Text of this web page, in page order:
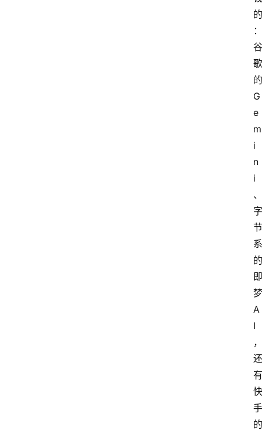
的
：
谷
歌
的
G
e
m
i
n
i
、
字
节
系
的
即
梦
A
I
，
还
有
快
手
的